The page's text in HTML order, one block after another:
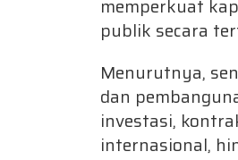
memperkuat
publik secara
Menurutnya,
dan
investasi,
internasional,